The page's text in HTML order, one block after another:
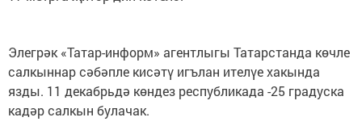
Элегрәк «Татар-информ» агентлыгы Татарстанда көчле
салкыннар сәбәпле кисәтү игълан ителүе хакында
язды. 11 декабрьдә көндез республикада -25 градуска
кадәр салкын булачак.